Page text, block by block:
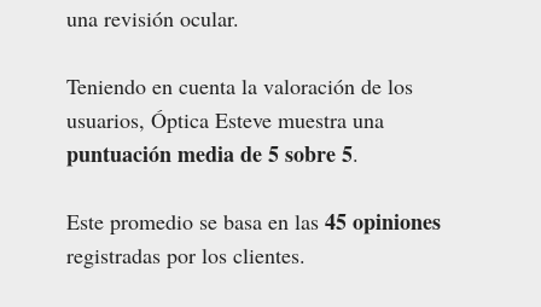
una revisión ocular.
Teniendo en cuenta la valoración de los
usuarios, Óptica Esteve muestra una
puntuación media de 5 sobre 5.
Este promedio se basa en las 45 opiniones
registradas por los clientes.